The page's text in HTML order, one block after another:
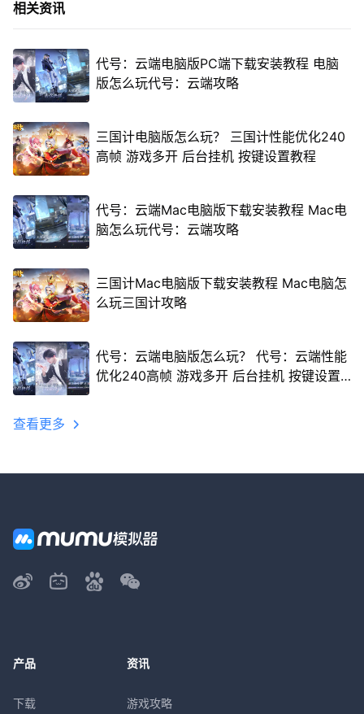
相关资讯
代号：云端电脑版PC端下载安装教程 电脑
版怎么玩代号：云端攻略
三国计电脑版怎么玩？ 三国计性能优化240
高帧 游戏多开 后台挂机 按键设置教程
代号：云端Mac电脑版下载安装教程 Mac电
脑怎么玩代号：云端攻略
三国计Mac电脑版下载安装教程 Mac电脑怎
么玩三国计攻略
代号：云端电脑版怎么玩？ 代号：云端性能
优化240高帧 游戏多开 后台挂机 按键设置
查看更多
产品
下载
资讯
游戏攻略